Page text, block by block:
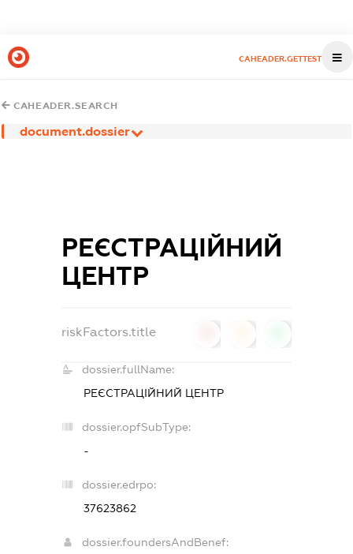
CAHEADER.GETTEST
CAHEADER.SEARCH
document.dossier
РЕЄСТРАЦІЙНИЙ
ЦЕНТР
riskFactors.title
dossier.fullName:
РЕЄСТРАЦІЙНИЙ ЦЕНТР
dossier.opfSubType:
-
dossier.edrpo:
37623862
dossier.foundersAndBenef: